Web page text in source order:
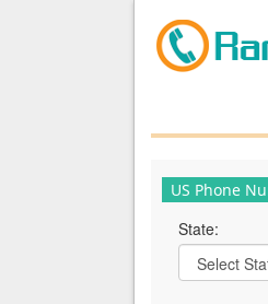
US Phone
State: